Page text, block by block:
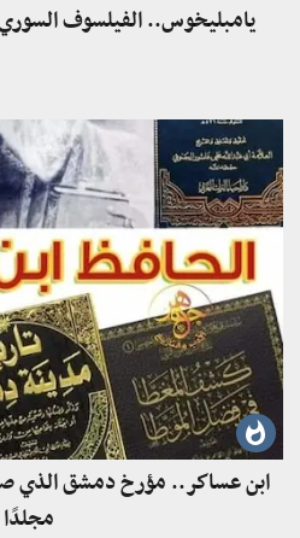
يامبليخوس.. الفيلسوف
ابن عساكر.. مؤرخ دمشق الذي
مجلدًا